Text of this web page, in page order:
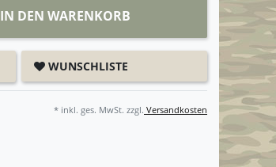
IN DEN WARENKORB
WUNSCHLISTE
* inkl. ges. MwSt. zzgl. Versandkosten